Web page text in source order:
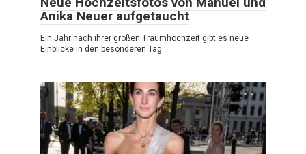
Anika Neuer aufgetaucht
Ein Jahr nach ihrer großen Traumhochzeit gibt es neue
Einblicke in den besonderen Tag